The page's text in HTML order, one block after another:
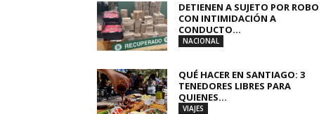
DETIENEN A SUJETO POR ROBO
CON INTIMIDACIÓN A
CONDUCTO...
NACIONAL
QUÉ HACER EN SANTIAGO: 3
TENEDORES LIBRES PARA
QUIENES...
VIAJES